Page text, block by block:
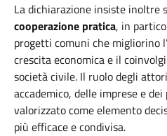
La dichiarazione insiste inoltre
cooperazione pratica, in
progetti comuni che migliorino
crescita economica e il
società civile. Il ruolo degli
accademico, delle imprese e
valorizzato come elemento
più efficace e condivisa.